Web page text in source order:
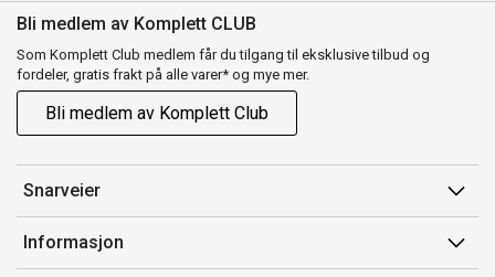
Bli medlem av Komplett CLUB
Som Komplett Club medlem får du tilgang til eksklusive tilbud og
fordeler, gratis frakt på alle varer* og mye mer.
Bli medlem av Komplett Club
Snarveier
Min side
Ordreoversikt
Informasjon